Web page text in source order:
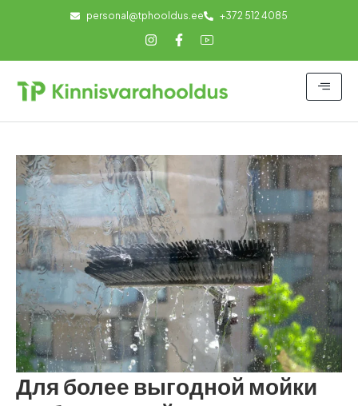
personal@tphooldus.ee +372 512 4085
Для более выгодной мойки